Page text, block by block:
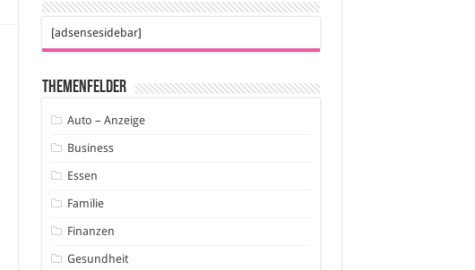
[adsensesidebar]
Themenfelder
Auto – Anzeige
Business
Essen
Familie
Finanzen
Gesundheit